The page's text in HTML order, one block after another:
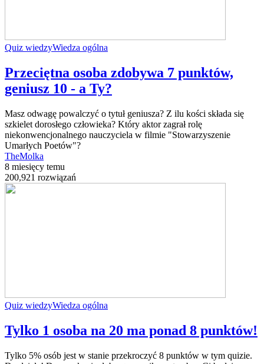
Quiz wiedzyWiedza ogólna
Przeciętna osoba zdobywa 7 punktów,
geniusz 10 - a Ty?
Masz odwagę powalczyć o tytuł geniusza? Z ilu kości składa się
szkielet dorosłego człowieka? Który aktor zagrał rolę
niekonwencjonalnego nauczyciela w filmie "Stowarzyszenie
Umarłych Poetów"?
TheMolka
8 miesięcy temu
200,921 rozwiązań
Quiz wiedzyWiedza ogólna
Tylko 1 osoba na 20 ma ponad 8 punktów!
Tylko 5% osób jest w stanie przekroczyć 8 punktów w tym quizie.